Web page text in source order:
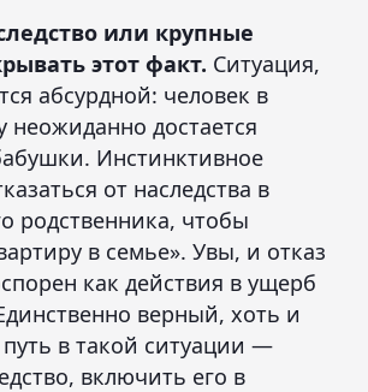
или крупные
этот факт. Ситуация,
абсурдной: человек в
неожиданно достается
Инстинктивное
от наследства в
родственника, чтобы
в семье». Увы, и отказ
как действия в ущерб
верный, хоть и
в такой ситуации —
включить его в